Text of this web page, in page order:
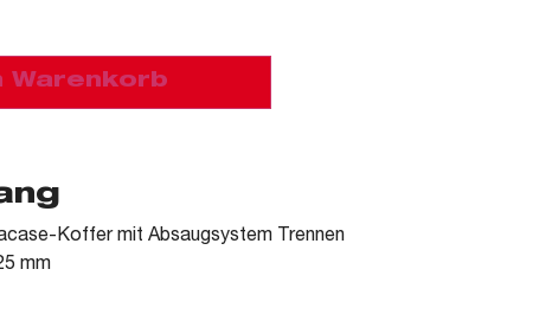
Warenkorb
Koffer mit Absaugsystem Trennen
mm